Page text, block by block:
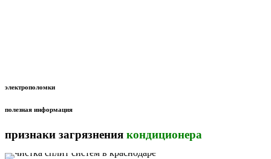
электрополомки
полезная информация
признаки загрязнения кондиционера